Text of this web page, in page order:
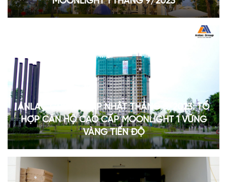
ANLAC GROUP CẬP NHẬT THÁNG 8/2023: TỔ
HỢP CĂN HỘ CAO CẤP MOONLIGHT 1 VỮNG
VÀNG TIẾN ĐỘ